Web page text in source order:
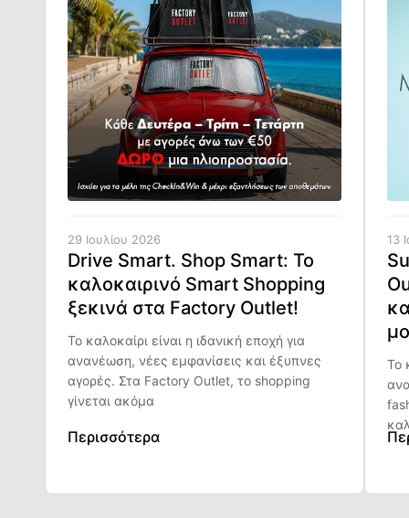
29 Ιουλίου 2026
Drive Smart. Shop Smart: Το
καλοκαιρινό Smart Shopping
ξεκινά στα Factory Outlet!
Το καλοκαίρι είναι η ιδανική εποχή για
ανανέωση, νέες εμφανίσεις και έξυπνες
αγορές. Στα Factory Outlet, το shopping
γίνεται ακόμα
Περισσότερα
13
Το